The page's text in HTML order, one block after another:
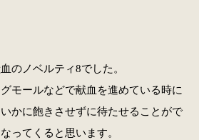
のノベルティ8でした。
モールなどで献血を進めている時に
かに飽きさせずに待たせることがで
ってくると思います。